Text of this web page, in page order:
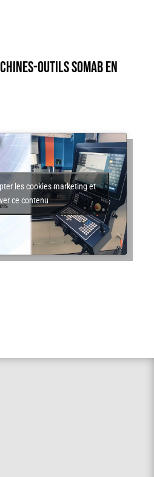
outils SOMAB en
les cookies marketing et
ce contenu